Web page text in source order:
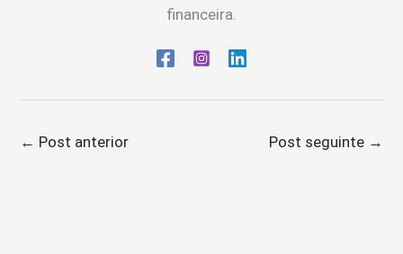
financeira.
← Post anterior Post seguinte →